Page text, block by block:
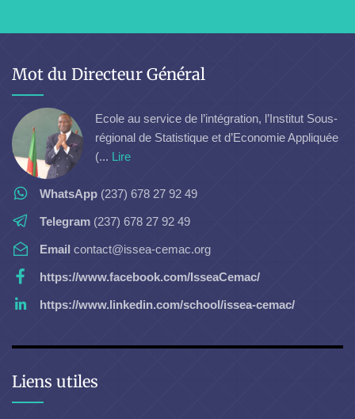
Mot du Directeur Général
Ecole au service de l’intégration, l’Institut Sous-
régional de Statistique et d’Economie Appliquée
(... Lire
WhatsApp (237) 678 27 92 49
Telegram (237) 678 27 92 49
Email contact@issea-cemac.org
https://www.facebook.com/IsseaCemac/
https://www.linkedin.com/school/issea-cemac/
Liens utiles